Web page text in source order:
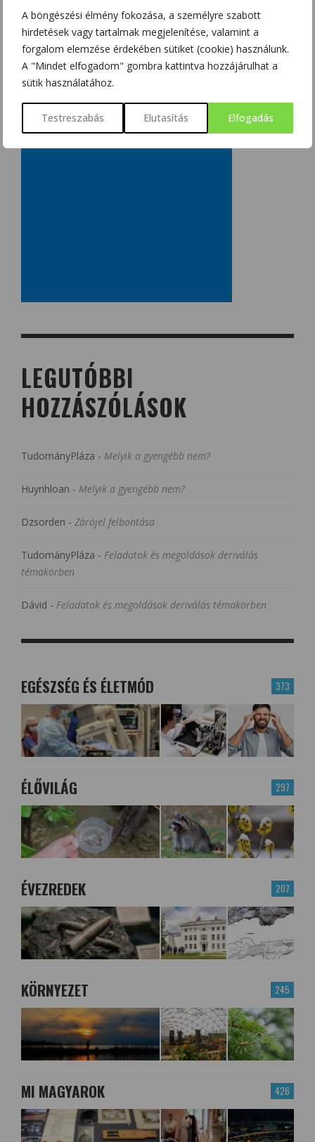
A böngészési élmény fokozása, a személyre szabott
hirdetések vagy tartalmak megjelenítése, valamint a
forgalom elemzése érdekében sütiket (cookie) használunk.
A "Mindet elfogadom" gombra kattintva hozzájárulhat a
sütik használatához.
Testreszabás Elutasítás Elfogadás
LEGUTÓBBI
HOZZÁSZÓLÁSOK
TudományPláza - Melyik a gyengébb nem?
Huynhloan - Melyik a gyengébb nem?
Dzsorden - Zárójel felbontása
TudományPláza - Feladatok és megoldások deriválás
témakörben
Dávid - Feladatok és megoldások deriválás témakörben
373
EGÉSZSÉG ÉS ÉLETMÓD
297
ÉLŐVILÁG
207
ÉVEZREDEK
245
KÖRNYEZET
426
MI MAGYAROK